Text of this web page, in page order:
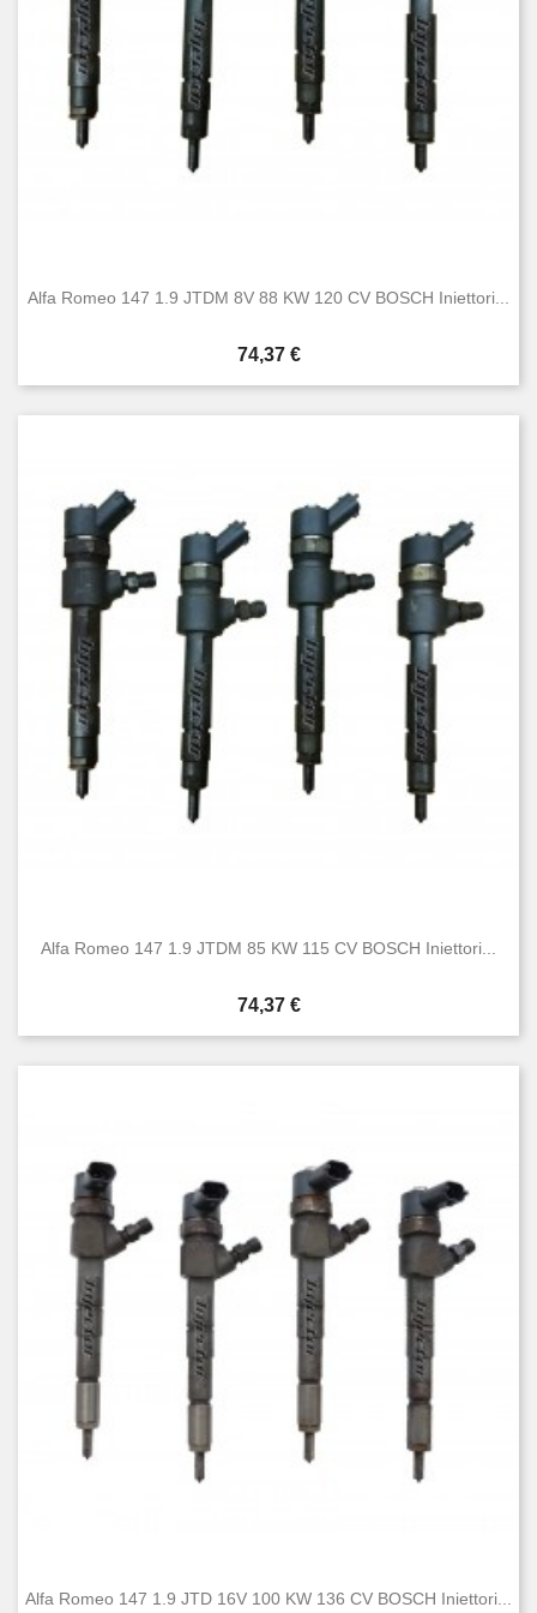
Alfa Romeo 147 1.9 JTDM 8V 88 KW 120 CV BOSCH Iniettori...
Prezzo
74,37 €
Alfa Romeo 147 1.9 JTDM 85 KW 115 CV BOSCH Iniettori...
Prezzo
74,37 €
Alfa Romeo 147 1.9 JTD 16V 100 KW 136 CV BOSCH Iniettori...